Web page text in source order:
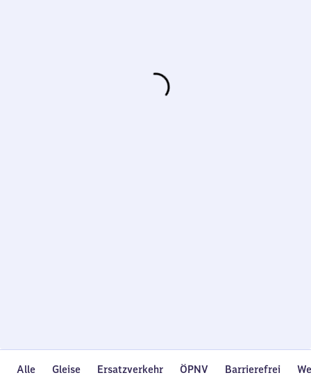
Alle Gleise Ersatzverkehr ÖPNV Barrierefrei
Wird